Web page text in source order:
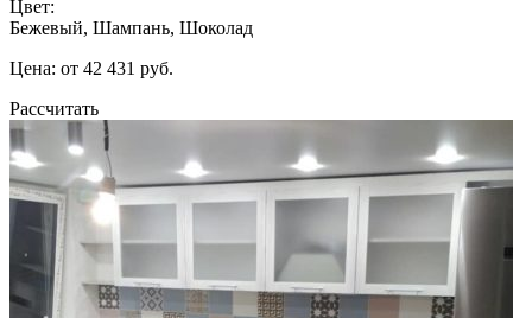
Цвет:
Бежевый, Шампань, Шоколад
Цена: от 42 431 руб.
Рассчитать